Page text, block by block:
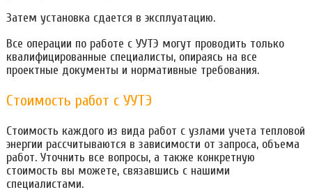
Затем установка сдается в эксплуатацию.
Все операции по работе с УУТЭ могут проводить только
квалифицированные специалисты, опираясь на все
проектные документы и нормативные требования.
Стоимость работ с УУТЭ
Стоимость каждого из вида работ с узлами учета тепловой
энергии рассчитываются в зависимости от запроса, объема
работ. Уточнить все вопросы, а также конкретную
стоимость вы можете, связавшись с нашими
специалистами.